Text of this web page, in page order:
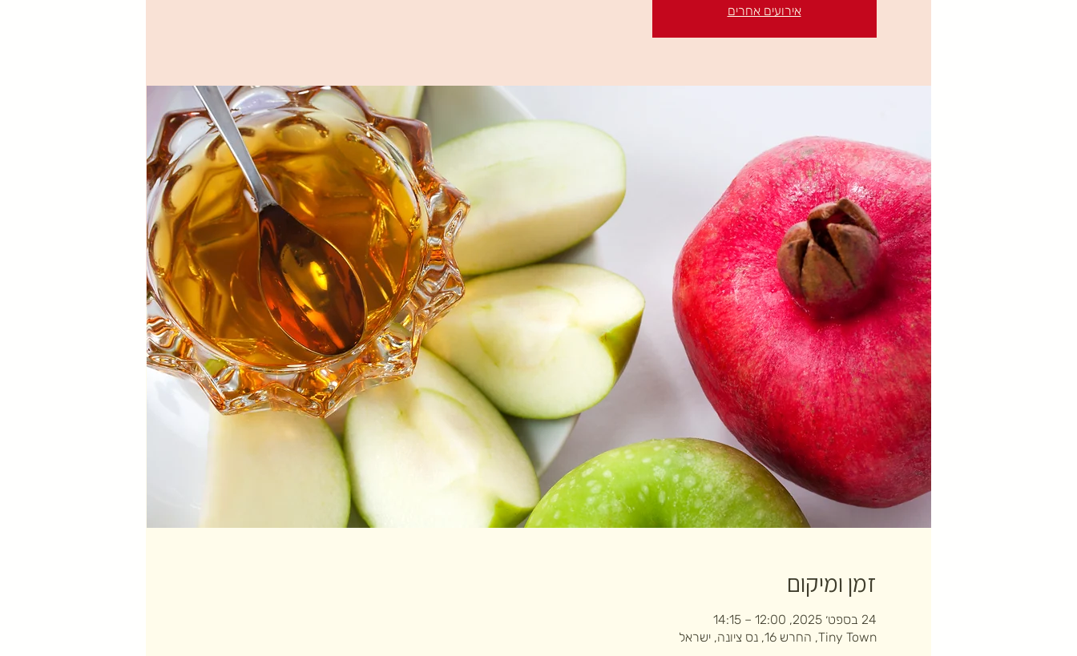
אירועים אחרים
זמן ומיקום
24 בספט׳ 2025, 12:00 – 14:15
Tiny Town, החרש 16, נס ציונה, ישראל